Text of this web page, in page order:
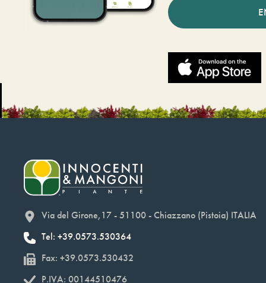
Via del Girone,17 - 51100 - Chiazzano (Pistoia) ITALIA
Tel: +39.0573.530364
Fax: +39.0573.530432
P.IVA: 00144510476